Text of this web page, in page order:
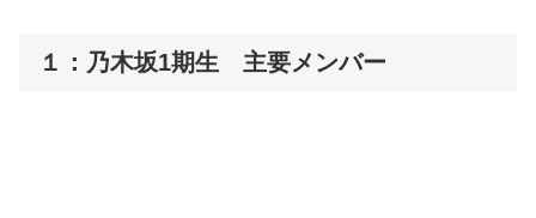
１：乃木坂1期生 主要メンバー